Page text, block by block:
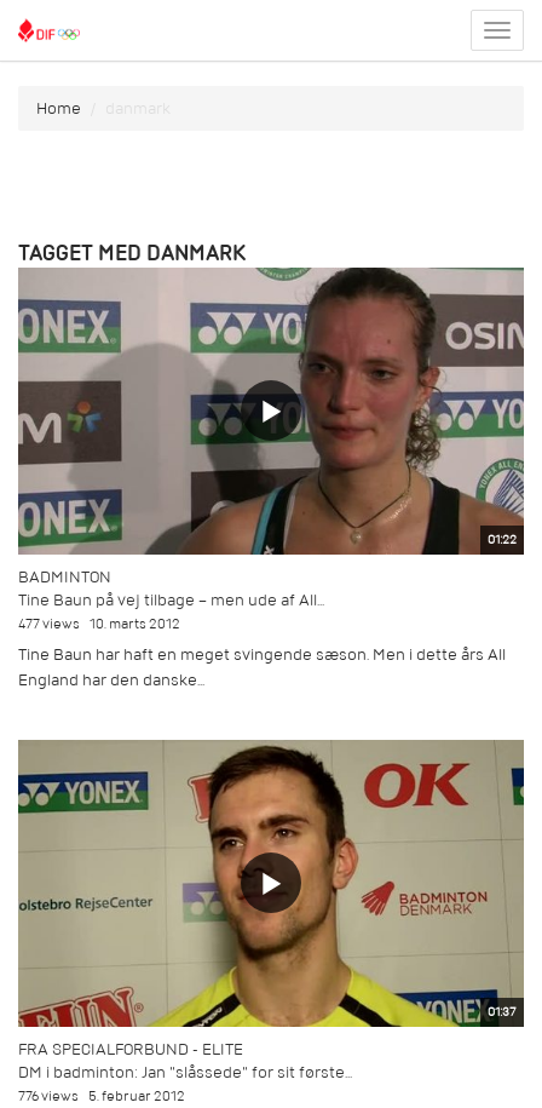
menu
Home danmark
TAGGET MED DANMARK
01:22
BADMINTON
Tine Baun på vej tilbage – men ude af All...
477 views 10. marts 2012
Tine Baun har haft en meget svingende sæson. Men i dette års All
England har den danske...
01:37
FRA SPECIALFORBUND - ELITE
DM i badminton: Jan "slåssede" for sit første...
776 views 5. februar 2012